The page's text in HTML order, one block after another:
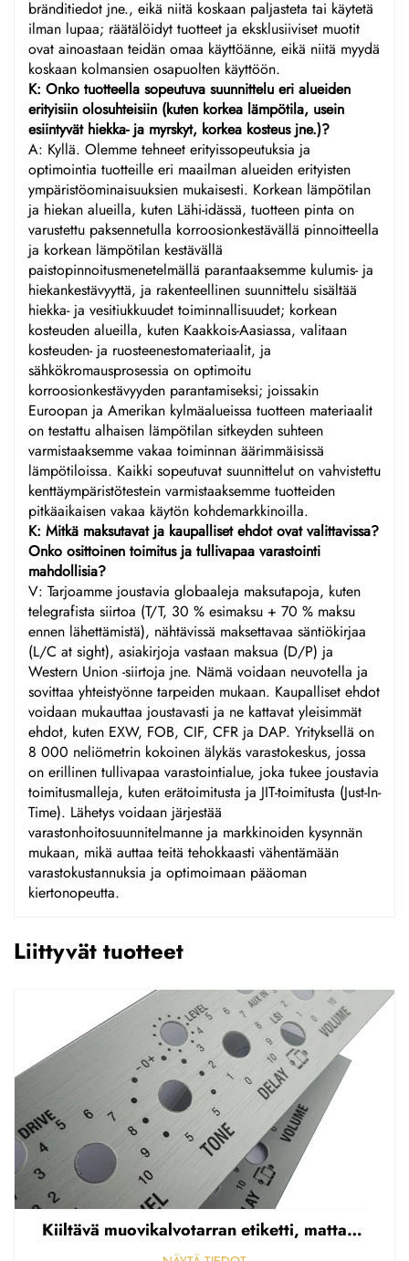
bränditiedot jne., eikä niitä koskaan paljasteta tai käytetä
ilman lupaa; räätälöidyt tuotteet ja eksklusiiviset muotit
ovat ainoastaan teidän omaa käyttöänne, eikä niitä myydä
koskaan kolmansien osapuolten käyttöön.
K: Onko tuotteella sopeutuva suunnittelu eri alueiden
erityisiin olosuhteisiin (kuten korkea lämpötila, usein
esiintyvät hiekka- ja myrskyt, korkea kosteus jne.)?
A: Kyllä. Olemme tehneet erityissopeutuksia ja
optimointia tuotteille eri maailman alueiden erityisten
ympäristöominaisuuksien mukaisesti. Korkean lämpötilan
ja hiekan alueilla, kuten Lähi-idässä, tuotteen pinta on
varustettu paksennetulla korroosionkestävällä pinnoitteella
ja korkean lämpötilan kestävällä
paistopinnoitusmenetelmällä parantaaksemme kulumis- ja
hiekankestävyyttä, ja rakenteellinen suunnittelu sisältää
hiekka- ja vesitiukkuudet toiminnallisuudet; korkean
kosteuden alueilla, kuten Kaakkois-Aasiassa, valitaan
kosteuden- ja ruosteenestomateriaalit, ja
sähkökromausprosessia on optimoitu
korroosionkestävyyden parantamiseksi; joissakin
Euroopan ja Amerikan kylmäalueissa tuotteen materiaalit
on testattu alhaisen lämpötilan sitkeyden suhteen
varmistaaksemme vakaa toiminnan äärimmäisissä
lämpötiloissa. Kaikki sopeutuvat suunnittelut on vahvistettu
kenttäympäristötestein varmistaaksemme tuotteiden
pitkäaikaisen vakaa käytön kohdemarkkinoilla.
K: Mitkä maksutavat ja kaupalliset ehdot ovat valittavissa?
Onko osittoinen toimitus ja tullivapaa varastointi
mahdollisia?
V: Tarjoamme joustavia globaaleja maksutapoja, kuten
telegrafista siirtoa (T/T, 30 % esimaksu + 70 % maksu
ennen lähettämistä), nähtävissä maksettavaa säntiökirjaa
(L/C at sight), asiakirjoja vastaan maksua (D/P) ja
Western Union -siirtoja jne. Nämä voidaan neuvotella ja
sovittaa yhteistyönne tarpeiden mukaan. Kaupalliset ehdot
voidaan mukauttaa joustavasti ja ne kattavat yleisimmät
ehdot, kuten EXW, FOB, CIF, CFR ja DAP. Yrityksellä on
8 000 neliömetrin kokoinen älykäs varastokeskus, jossa
on erillinen tullivapaa varastointialue, joka tukee joustavia
toimitusmalleja, kuten erätoimitusta ja JIT-toimitusta (Just-In-
Time). Lähetys voidaan järjestää
varastonhoitosuunnitelmanne ja markkinoiden kysynnän
mukaan, mikä auttaa teitä tehokkaasti vähentämään
varastokustannuksia ja optimoimaan pääoman
kiertonopeutta.
Liittyvät tuotteet
Kiiltävä muovikalvotarran etiketti, mattapintainen etupaneelin tarran etiketti, korostettu polycarbonaattipäällys